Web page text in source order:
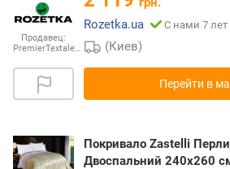
Продавец:
PremierTextale…
Rozetka.ua
С нами 7 лет
(Киев)
Перейти в
Покривало Zastelli
Двоспальний 240х260